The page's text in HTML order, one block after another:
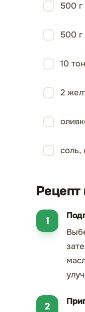
500 г
500
10
2
Рецепт